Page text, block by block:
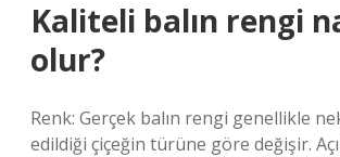
Kaliteli balın rengi
olur?
Renk: Gerçek balın rengi genellikle
edildiği çiçeğin türüne göre değişir.